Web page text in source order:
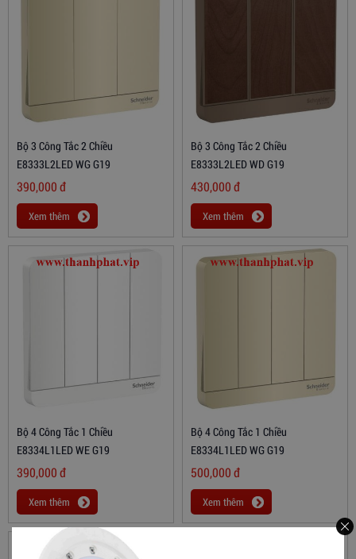
Bộ 3 Công Tắc 2 Chiều
E8333L2LED WG G19
390,000đ
Xem thêm
Bộ 3 Công Tắc 2 Chiều
E8333L2LED WD G19
430,000đ
Xem thêm
Bộ 4 Công Tắc 1 Chiều
E8334L1LED WE G19
390,000đ
Xem thêm
Bộ 4 Công Tắc 1 Chiều
E8334L1LED WG G19
500,000đ
Xem thêm